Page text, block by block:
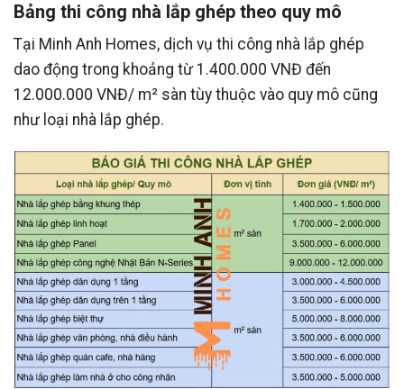
Bảng thi công nhà lắp ghép theo quy mô
Tại Minh Anh Homes, dịch vụ thi công nhà lắp ghép
dao động trong khoảng từ 1.400.000 VNĐ đến
12.000.000 VNĐ/ m² sàn tùy thuộc vào quy mô cũng
như loại nhà lắp ghép.